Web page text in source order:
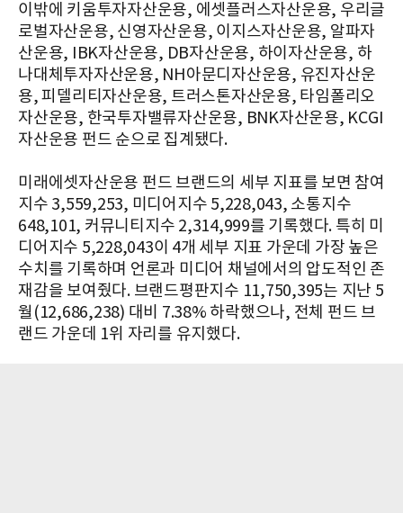
이밖에 키움투자자산운용, 에셋플러스자산운용, 우리글
로벌자산운용, 신영자산운용, 이지스자산운용, 알파자
산운용, IBK자산운용, DB자산운용, 하이자산운용, 하
나대체투자자산운용, NH아문디자산운용, 유진자산운
용, 피델리티자산운용, 트러스톤자산운용, 타임폴리오
자산운용, 한국투자밸류자산운용, BNK자산운용, KCGI
자산운용 펀드 순으로 집계됐다.
미래에셋자산운용 펀드 브랜드의 세부 지표를 보면 참여
지수 3,559,253, 미디어지수 5,228,043, 소통지수
648,101, 커뮤니티지수 2,314,999를 기록했다. 특히 미
디어지수 5,228,043이 4개 세부 지표 가운데 가장 높은
수치를 기록하며 언론과 미디어 채널에서의 압도적인 존
재감을 보여줬다. 브랜드평판지수 11,750,395는 지난 5
월(12,686,238) 대비 7.38% 하락했으나, 전체 펀드 브
랜드 가운데 1위 자리를 유지했다.